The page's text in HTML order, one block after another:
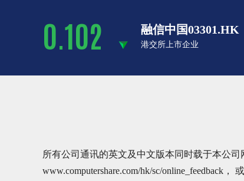
0.102 融信中国03301.HK
港交所上市企业
所有公司通讯的英文及中文版本同时载于本公
www.computershare.com/hk/sc/online_feedback ，